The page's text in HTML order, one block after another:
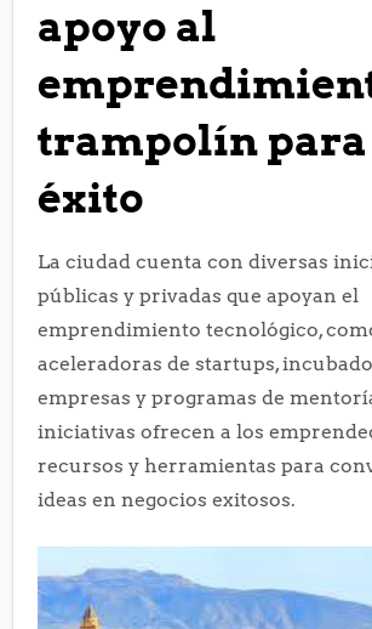
apoyo al
trampolín para
éxito
La ciudad cuenta con diversas
públicas y privadas que apoyan el
emprendimiento tecnológico,
aceleradoras de startups,
empresas y programas de
iniciativas ofrecen a los
recursos y herramientas para
ideas en negocios exitosos.